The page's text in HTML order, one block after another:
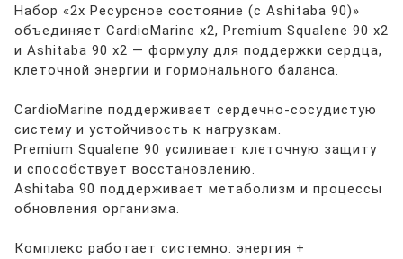
Набор «2x Ресурсное состояние (с Ashitaba 90)»
объединяет CardioMarine x2, Premium Squalene 90 x2
и Ashitaba 90 x2 — формулу для поддержки сердца,
клеточной энергии и гормонального баланса.
CardioMarine поддерживает сердечно-сосудистую
систему и устойчивость к нагрузкам.
Premium Squalene 90 усиливает клеточную защиту
и способствует восстановлению.
Ashitaba 90 поддерживает метаболизм и процессы
обновления организма.
Комплекс работает системно: энергия +